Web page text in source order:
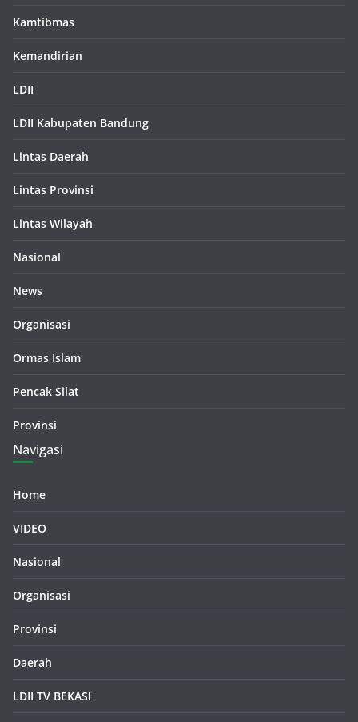
Kamtibmas
Kemandirian
LDII
LDII Kabupaten Bandung
Lintas Daerah
Lintas Provinsi
Lintas Wilayah
Nasional
News
Organisasi
Ormas Islam
Pencak Silat
Provinsi
Navigasi
Home
VIDEO
Nasional
Organisasi
Provinsi
Daerah
LDII TV BEKASI